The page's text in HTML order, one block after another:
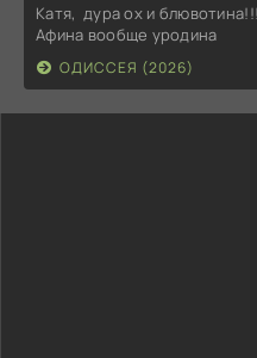
Катя, дура ох и
Афина вообще уродина
ОДИССЕЯ (2026)